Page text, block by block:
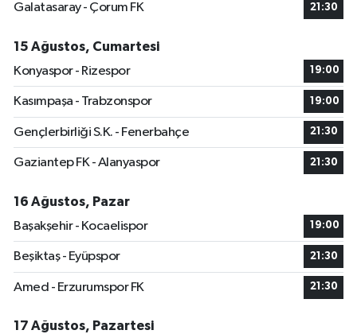
Galatasaray - Çorum FK
21:30
15 Ağustos, Cumartesi
Konyaspor - Rizespor
19:00
Kasımpaşa - Trabzonspor 19:00
Gençlerbirliği S.K. - Fenerbahçe 21:30
Gaziantep FK - Alanyaspor 21:30
16 Ağustos, Pazar
Başakşehir - Kocaelispor
19:00
Beşiktaş - Eyüpspor 21:30
Amed - Erzurumspor FK 21:30
17 Ağustos, Pazartesi